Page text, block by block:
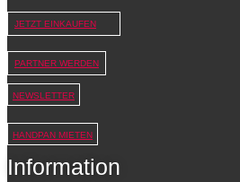
JETZT EINKAUFEN
PARTNER WERDEN
NEWSLETTER
HANDPAN MIETEN
Information